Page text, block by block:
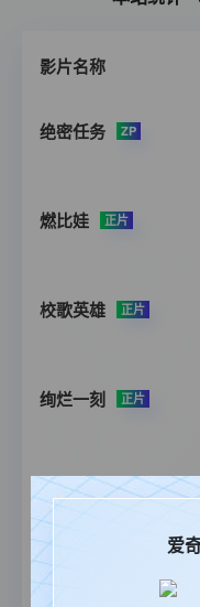
影片名称
绝密任务 ZP
燃比娃 正片
校歌英雄 正片
绚烂一刻 正片
双枪红娘子 正片
民间奇案录2 正片
爱